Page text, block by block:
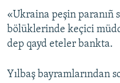
«Ukraina peşin paranıñ
bölüklerinde keçici
dep qayd eteler bankta.
Yılbaş bayramlarından